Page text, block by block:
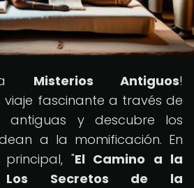
a Misterios Antiguos!
viaje fascinante a través de
antiguas y descubre los
a la momificación. En
"El Camino a la
Los Secretos de la